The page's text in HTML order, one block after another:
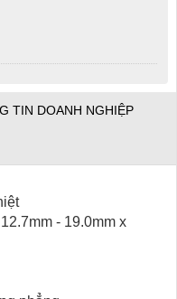
TIN DOANH NGHIỆP
- 19.0mm x